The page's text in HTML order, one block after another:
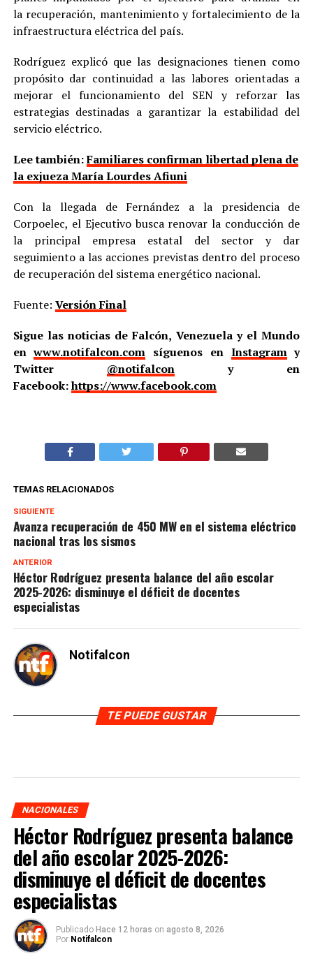
la recuperación, mantenimiento y fortalecimiento de la
infraestructura eléctrica del país.
Rodríguez explicó que las designaciones tienen como
propósito dar continuidad a las labores orientadas a
mejorar el funcionamiento del SEN y reforzar las
estrategias destinadas a garantizar la estabilidad del
servicio eléctrico.
Lee también:Familiares confirman libertad plena de
la exjueza María Lourdes Afiuni
Con la llegada de Fernández a la presidencia de
Corpoelec, el Ejecutivo busca renovar la conducción de
la principal empresa estatal del sector y dar
seguimiento a las acciones previstas dentro del proceso
de recuperación del sistema energético nacional.
Fuente: Versión Final
Sigue las noticias de Falcón, Venezuela y el Mundo
enwww.notifalcon.com síguenos en Instagramy
Twitter @notifalcony en
Facebook:https://www.facebook.com
TEMAS RELACIONADOS
SIGUIENTE
Avanza recuperación de 450 MW en el sistema eléctrico
nacional tras los sismos
ANTERIOR
Héctor Rodríguez presenta balance del año escolar
2025-2026: disminuye el déficit de docentes
especialistas
Notifalcon
TE PUEDE GUSTAR
NACIONALES
Héctor Rodríguez presenta balance
del año escolar 2025-2026:
disminuye el déficit de docentes
especialistas
Publicado Hace 12 horas on agosto 8, 2026
Por Notifalcon